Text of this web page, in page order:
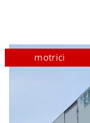
disponibile